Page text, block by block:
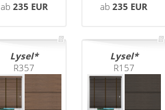
ab 235 EUR ab235 EUR
Lysel
R357
Lysel
R157